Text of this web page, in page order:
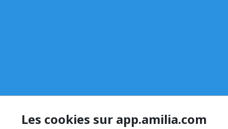
Les cookies sur app.amilia.com